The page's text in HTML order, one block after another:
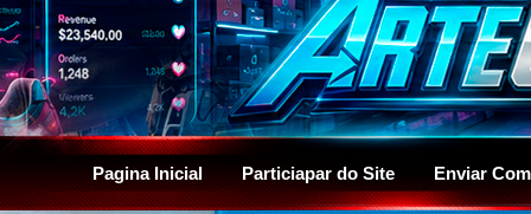
Pagina Inicial Particiapar do Site Enviar